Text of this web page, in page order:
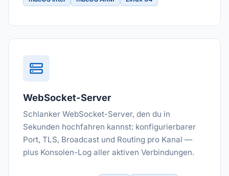
WebSocket-Server
Schlanker WebSocket-Server, den du in
Sekunden hochfahren kannst: konfigurierbarer
Port, TLS, Broadcast und Routing pro Kanal —
plus Konsolen-Log aller aktiven Verbindungen.